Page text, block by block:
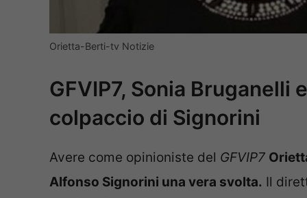
Orietta-Berti-tv Notizie
GFVIP7, Sonia
colpaccio di Signorini
Avere come opinioniste del GFVIP7
Alfonso Signorini una vera svolta. Il